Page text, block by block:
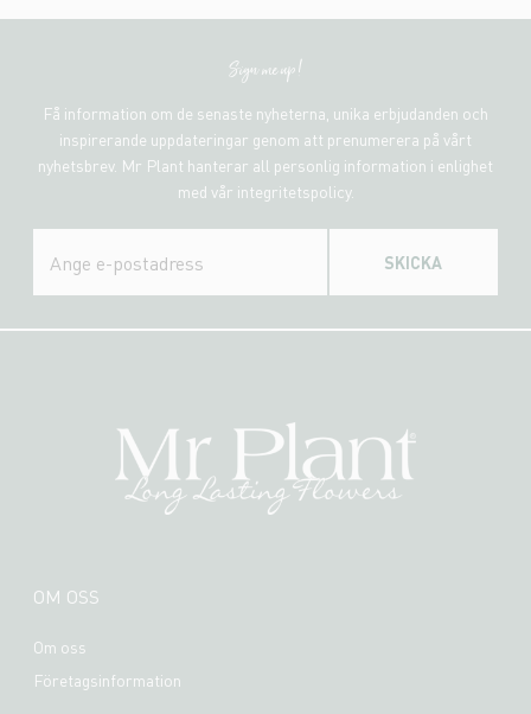
Sign me up!
Få information om de senaste nyheterna, unika erbjudanden och
inspirerande uppdateringar genom att prenumerera på vårt
nyhetsbrev. Mr Plant hanterar all personlig information i enlighet
med vår integritetspolicy.
SKICKA
OM OSS
Om oss
Företagsinformation